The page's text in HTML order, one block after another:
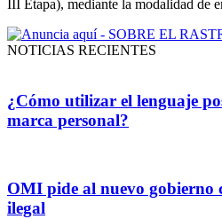
III Etapa), mediante la modalidad de
NOTICIAS RECIENTES
¿Cómo utilizar el lenguaje
marca personal?
OMI pide al nuevo gobierno
ilegal